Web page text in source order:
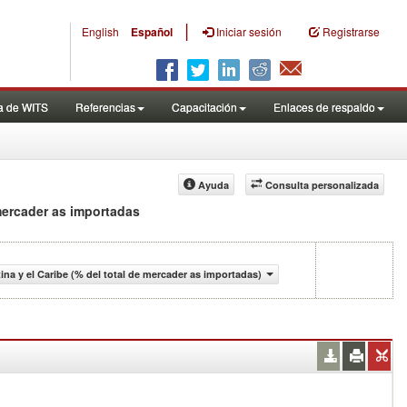
English Español | Iniciar sesión Registrarse
de WITS Referencias Capacitación Enlaces de respaldo
Consulta personalizada
Ayuda
as importadas
y el Caribe (% del total de mercader as importadas)